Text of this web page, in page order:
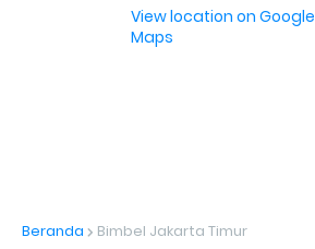
View location on Google
Maps
Beranda Bimbel Jakarta Timur